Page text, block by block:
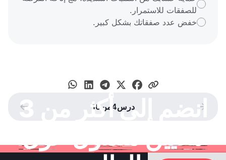
للصفقات للاستمرار.
خفض عدد صفقاتك بشكل كبير.

 درس4 من 10


انضم إلى أكثر من 3